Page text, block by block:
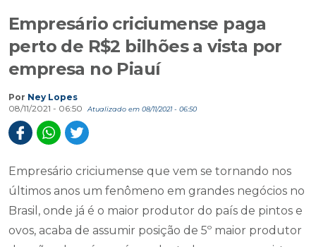
Empresário criciumense paga
perto de R$2 bilhões a vista por
empresa no Piauí
Por Ney Lopes
08/11/2021 - 06:50
Atualizado em 08/11/2021 - 06:50
Empresário criciumense que vem se tornando nos
últimos anos um fenômeno em grandes negócios no
Brasil, onde já é o maior produtor do país de pintos e
ovos, acaba de assumir posição de 5º maior produtor